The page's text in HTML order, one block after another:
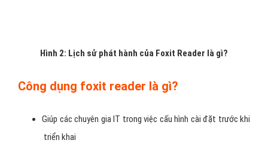
Hình 2: Lịch sử phát hành của Foxit Reader là gì?
Công dụng foxit reader là gì?
Giúp các chuyên gia IT trong việc cấu hình cài đặt trước khi
triển khai